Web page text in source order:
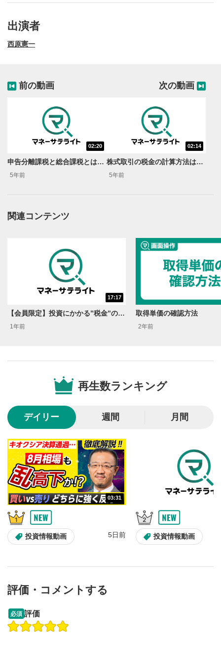
動画再生エリアにマウスを乗せると表示されます。
動画を再生または一時停止します。
10秒戻し/10秒送り
10秒、動画を巻き戻し/早送りします。
再生位置を示しています。再生したい位置をクリック
するとその位置から動画が再生されます。
音量調整
スライダーを上下すると音量が調整できます。
8
全画面表示
動画が全画面で表示されます。再度クリックすると元
出演者
西原憲一
前の動画
02:20
申告分離課税と総合課税とは何？【税のギモン一問一答】
5年前
次の動画
02:14
株式取引の税金の計算方法は？【税のギモン一問一答】
5年前
関連コンテンツ
17:17
【会員限定】投資にかかる”税金”の話!!＜資産運用！学べる予備校 Season2＞
1年前
取得単価の確認方法
2年前
再生数ランキング
デイリー 週間 月間
03:31
投資情報動画 5日前 投資情報動画
操作説明動画
評価・コメントする
必須 評価